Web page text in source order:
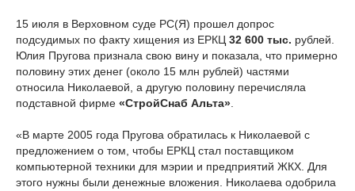
15 июля в Верховном суде РС(Я) прошел допрос
подсудимых по факту хищения из ЕРКЦ 32 600 тыс. рублей.
Юлия Пругова признала свою вину и показала, что примерно
половину этих денег (около 15 млн рублей) частями
относила Николаевой, а другую половину перечисляла
подставной фирме «СтройСнаб Альта»
«В марте 2005 года Пругова обратилась к Николаевой с
предложением о том, чтобы ЕРКЦ стал поставщиком
компьютерной техники для мэрии и предприятий ЖКХ. Для
этого нужны были денежные вложения. Николаева одобрила